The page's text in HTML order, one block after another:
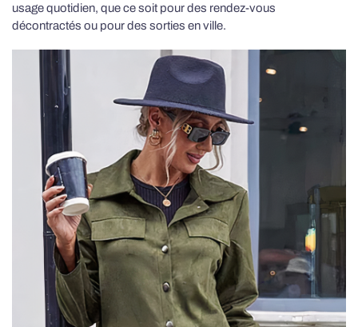
usage quotidien, que ce soit pour des rendez-vous
décontractés ou pour des sorties en ville.